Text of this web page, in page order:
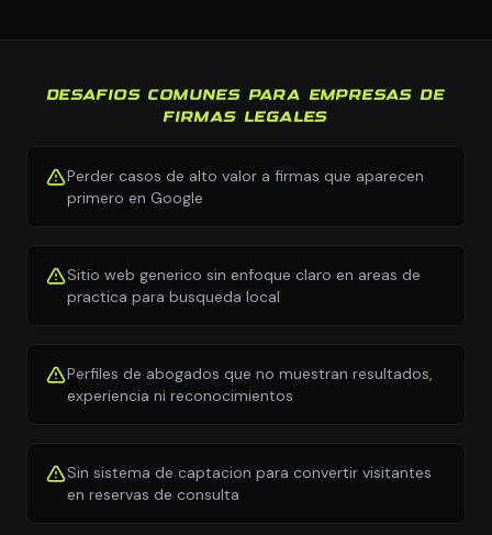
DESAFIOS COMUNES PARA EMPRESAS DE
FIRMAS LEGALES
Perder casos de alto valor a firmas que aparecen
primero en Google
Sitio web generico sin enfoque claro en areas de
practica para busqueda local
Perfiles de abogados que no muestran resultados,
experiencia ni reconocimientos
Sin sistema de captacion para convertir visitantes
en reservas de consulta